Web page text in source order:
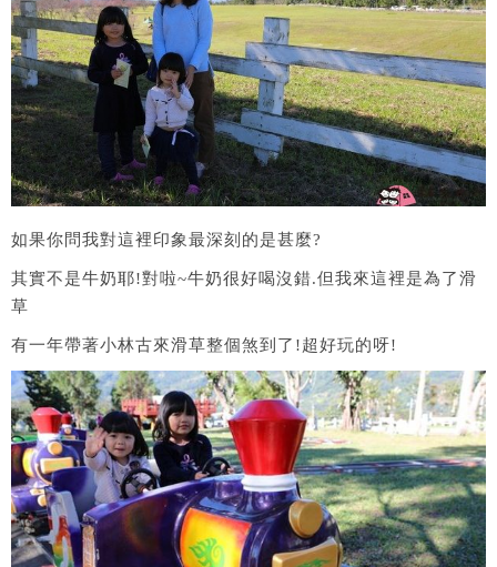
如果你問我對這裡印象最深刻的是甚麼?
其實不是牛奶耶!對啦~牛奶很好喝沒錯.但我來這裡是為了滑
草
有一年帶著小林古來滑草整個煞到了!超好玩的呀!